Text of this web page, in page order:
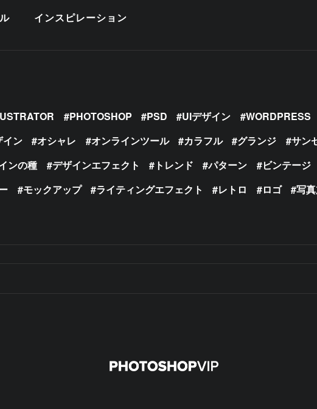
インスピレーション
PHOTOSHOP PSD UIデザイン WORDPRESS
イン オシャレ オンラインツール カラフル グランジ サン
ンの種 デザインエフェクト トレンド パターン ビンテージ
モックアップ ライティングエフェクト レトロ ロゴ 写